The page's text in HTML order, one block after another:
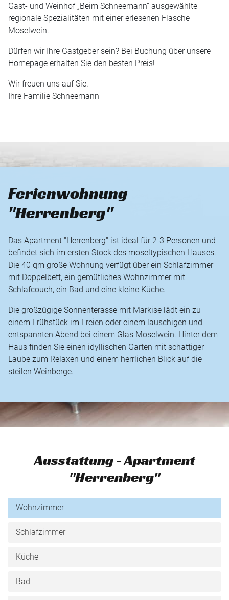
Gast- und Weinhof „Beim Schneemann“ ausgewählte
regionale Spezialitäten mit einer erlesenen Flasche
Moselwein.
Dürfen wir Ihre Gastgeber sein? Bei Buchung über unsere
Homepage erhalten Sie den besten Preis!
Wir freuen uns auf Sie.
Ihre Familie Schneemann
Ferienwohnung
"Herrenberg"
Das Apartment "Herrenberg" ist ideal für 2-3 Personen und
befindet sich im ersten Stock des moseltypischen Hauses.
Die 40 qm große Wohnung verfügt über ein Schlafzimmer
mit Doppelbett, ein gemütliches Wohnzimmer mit
Schlafcouch, ein Bad und eine kleine Küche.
Die großzügige Sonnenterasse mit Markise lädt ein zu
einem Frühstück im Freien oder einem lauschigen und
entspannten Abend bei einem Glas Moselwein. Hinter dem
Haus finden Sie einen idyllischen Garten mit schattiger
Laube zum Relaxen und einem herrlichen Blick auf die
steilen Weinberge.
Ausstattung - Apartment
"Herrenberg"
Wohnzimmer
Schlafzimmer
Küche
Bad